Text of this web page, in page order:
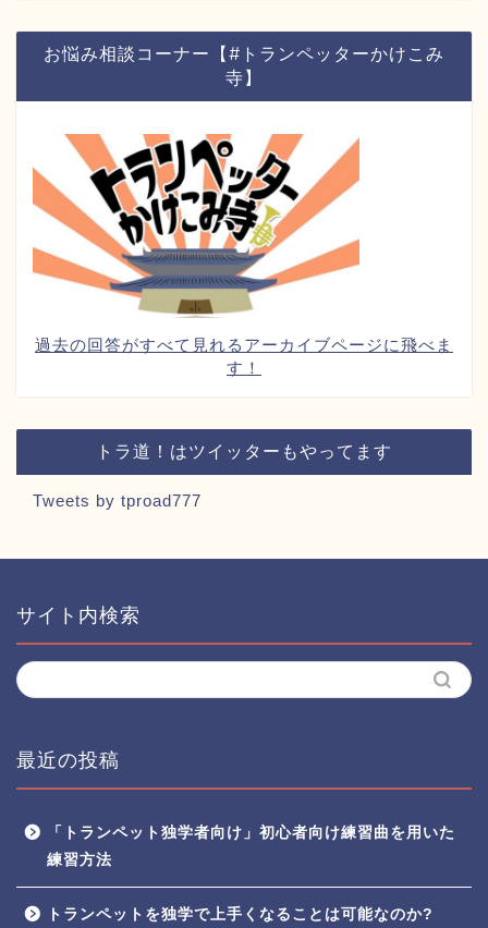
お悩み相談コーナー【#トランペッターかけこみ
寺】
過去の回答がすべて見れるアーカイブページに飛べま
す！
トラ道！はツイッターもやってます
Tweets by tproad777
サイト内検索
最近の投稿
「トランペット独学者向け」初心者向け練習曲を用いた
練習方法
トランペットを独学で上手くなることは可能なのか?